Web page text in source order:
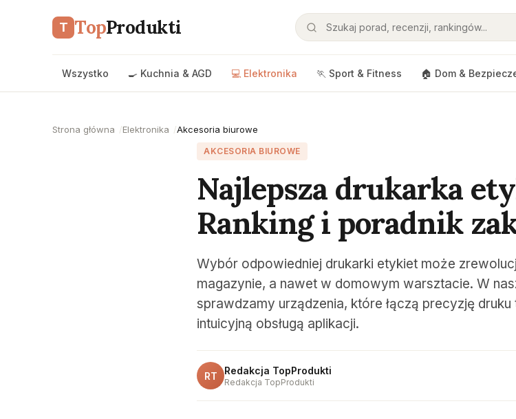
T TopProdukti
Wszystko 🍳 Kuchnia & AGD 💻 Elektronika 🏃 Sport & Fitness 🏠 Dom &
Strona główna Elektronika Akcesoria biurowe
AKCESORIA BIUROWE
Najlepsza drukarka
Ranking i poradnik
Wybór odpowiedniej drukarki etykiet może
magazynie, a nawet w domowym warsztacie. W
sprawdzamy urządzenia, które łączą precyzję
intuicyjną obsługą aplikacji.
RT Redakcja TopProdukti
Redakcja TopProdukti